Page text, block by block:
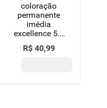
coloração
permanente
imédia
excellence 5.1
castanho claro
acinzentado
R$ 40,99